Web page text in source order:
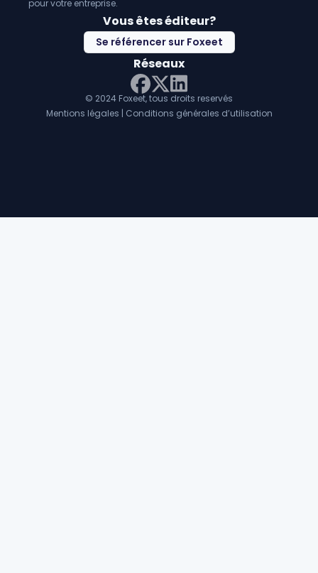
pour votre entreprise.
Vous êtes éditeur?
Se référencer sur Foxeet
Réseaux
Facebook
Twitter X
LinkedIn
© 2024 Foxeet, tous droits reservés
Mentions légales | Conditions générales d’utilisation